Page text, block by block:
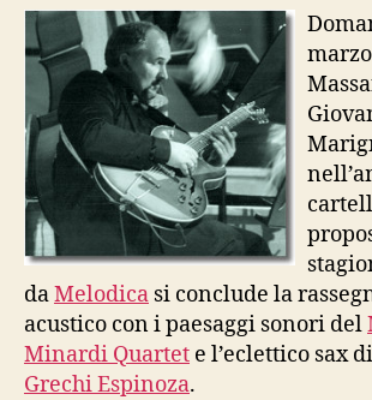
daMelodica si conclude la
acustico con i paesaggi sonori del
Minardi Quartet e l’eclettico sax di
Grechi Espinoza.